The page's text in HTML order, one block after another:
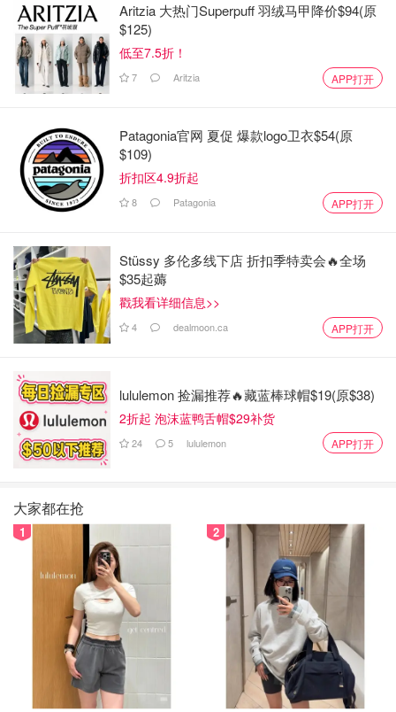
Aritzia 大热门Superpuff 羽绒马甲降价$94(原
$125)
低至7.5折！
7 Aritzia APP打开
Patagonia官网 夏促 爆款logo卫衣$54(原
$109)
折扣区4.9折起
8 Patagonia APP打开
Stüssy 多伦多线下店 折扣季特卖会🔥全场
$35起薅
戳我看详细信息>>
4 dealmoon.ca APP打开
lululemon 捡漏推荐🔥藏蓝棒球帽$19(原$38)
2折起 泡沫蓝鸭舌帽$29补货
24 5 lululemon APP打开
大家都在抢
1 2